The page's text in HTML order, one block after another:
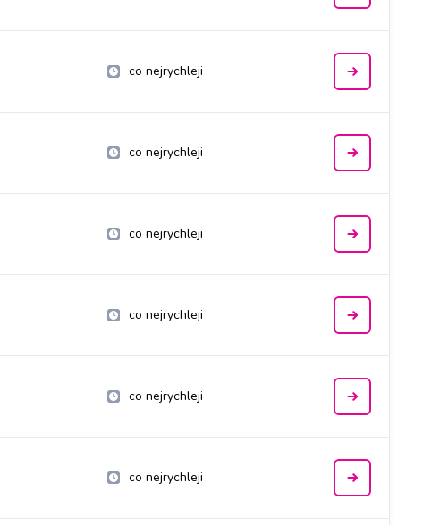
co nejrychleji
co nejrychleji
co nejrychleji
co nejrychleji
co nejrychleji
co nejrychleji